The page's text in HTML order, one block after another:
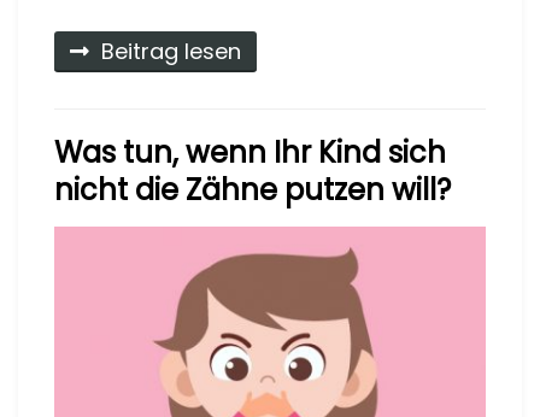
Beitrag lesen
Was tun, wenn Ihr Kind sich
nicht die Zähne putzen will?